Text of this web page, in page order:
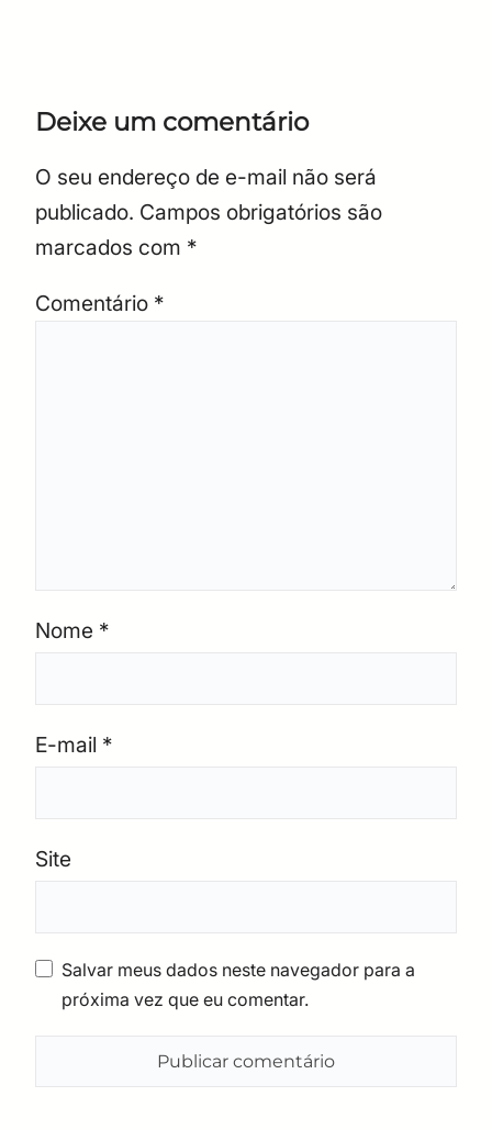
Deixe um comentário
O seu endereço de e-mail não será
publicado. Campos obrigatórios são
marcados com *
Comentário *
Nome *
E-mail *
Site
Salvar meus dados neste navegador para a
próxima vez que eu comentar.